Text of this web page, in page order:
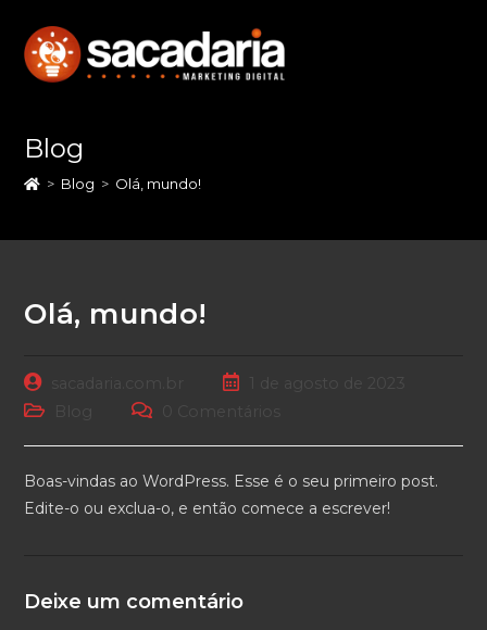
content
Blog
> Blog > Olá, mundo!
Olá, mundo!
Post
author:
Post 1 de agosto de 2023
Post
Post
0 Comentários
Boas-vindas ao WordPress. Esse é o seu primeiro post.
Edite-o ou exclua-o, e então comece a escrever!
Deixe um comentário